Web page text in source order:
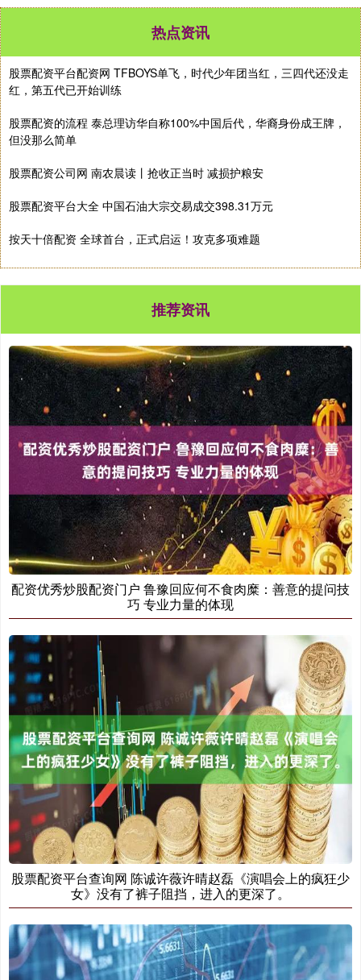
热点资讯
股票配资平台配资网 TFBOYS单飞，时代少年团当红，三四代还没走
红，第五代已开始训练
股票配资的流程 泰总理访华自称100%中国后代，华裔身份成王牌，
但没那么简单
股票配资公司网 南农晨读丨抢收正当时 减损护粮安
股票配资平台大全 中国石油大宗交易成交398.31万元
按天十倍配资 全球首台，正式启运！攻克多项难题
推荐资讯
配资优秀炒股配资门户 鲁豫回应何不食肉糜：善意的提问技
巧 专业力量的体现
股票配资平台查询网 陈诚许薇许晴赵磊《演唱会上的疯狂少
女》没有了裤子阻挡，进入的更深了。